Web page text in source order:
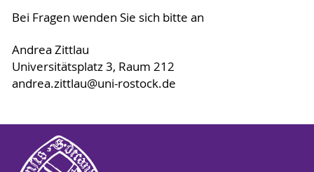
Bei Fragen wenden Sie sich bitte an
Andrea Zittlau
Universitätsplatz 3, Raum 212
andrea.zittlau@uni-rostock.de